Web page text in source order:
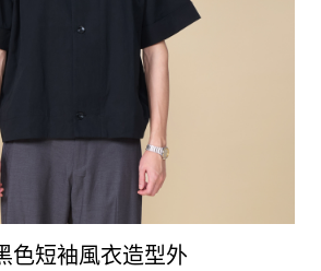
色短袖風衣造型外